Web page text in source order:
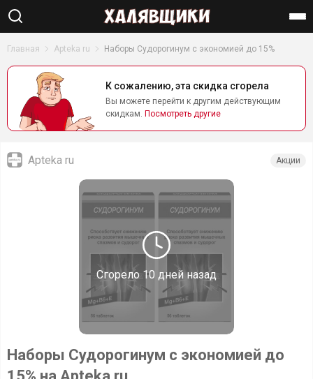
Найти
Главная Apteka ru Наборы Судорогинум с экономией до 15%
К сожалению, эта скидка сгорела
Вы можете перейти к другим действующим
скидкам. Посмотреть другие
Сгорело 10 дней назад
Apteka ru Акции
Наборы Судорогинум с экономией до